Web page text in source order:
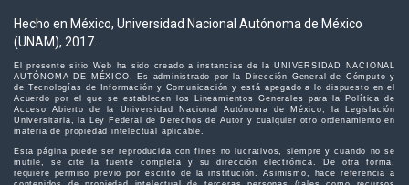
Hecho en México, Universidad Nacional Autónoma de México
(UNAM), 2017.
El presente sitio Web ha sido creado a instancias de la UNIVERSIDAD NACIONAL
AUTÓNOMA DE MÉXICO. Es administrado por la Dirección General de Cómputo y
de Tecnologías de Información y Comunicación y está apegado a lo dispuesto en el
Acuerdo por el que se establecen los Lineamientos Generales para la Política de
Acceso Abierto de la Universidad Nacional Autónoma de México, la Legislación
Universitaria, la Ley Federal de Derechos de Autor y cualquier otro ordenamiento en
materia de propiedad intelectual aplicable.
Esta página puede ser reproducida con fines no lucrativos, siempre y cuando no se
mutile, se cite la fuente completa y su dirección electrónica. De otra forma,
requiere permiso previo por escrito de la institución. Asimismo, hace referencia a